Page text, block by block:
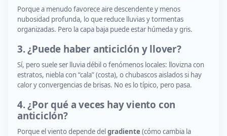
Porque a menudo favorece aire descendente y menos
nubosidad profunda, lo que reduce lluvias y tormentas
organizadas. Pero la capa baja puede estar húmeda y gris.
3. ¿Puede haber anticiclón y llover?
Sí, pero suele ser lluvia débil o fenómenos locales: llovizna con
estratos, niebla con “cala” (costa), o chubascos aislados si hay
calor y convergencias de brisas. No es lo típico, pero pasa.
4. ¿Por qué a veces hay viento con
anticiclón?
Porque el viento depende delgradiente(cómo cambia la